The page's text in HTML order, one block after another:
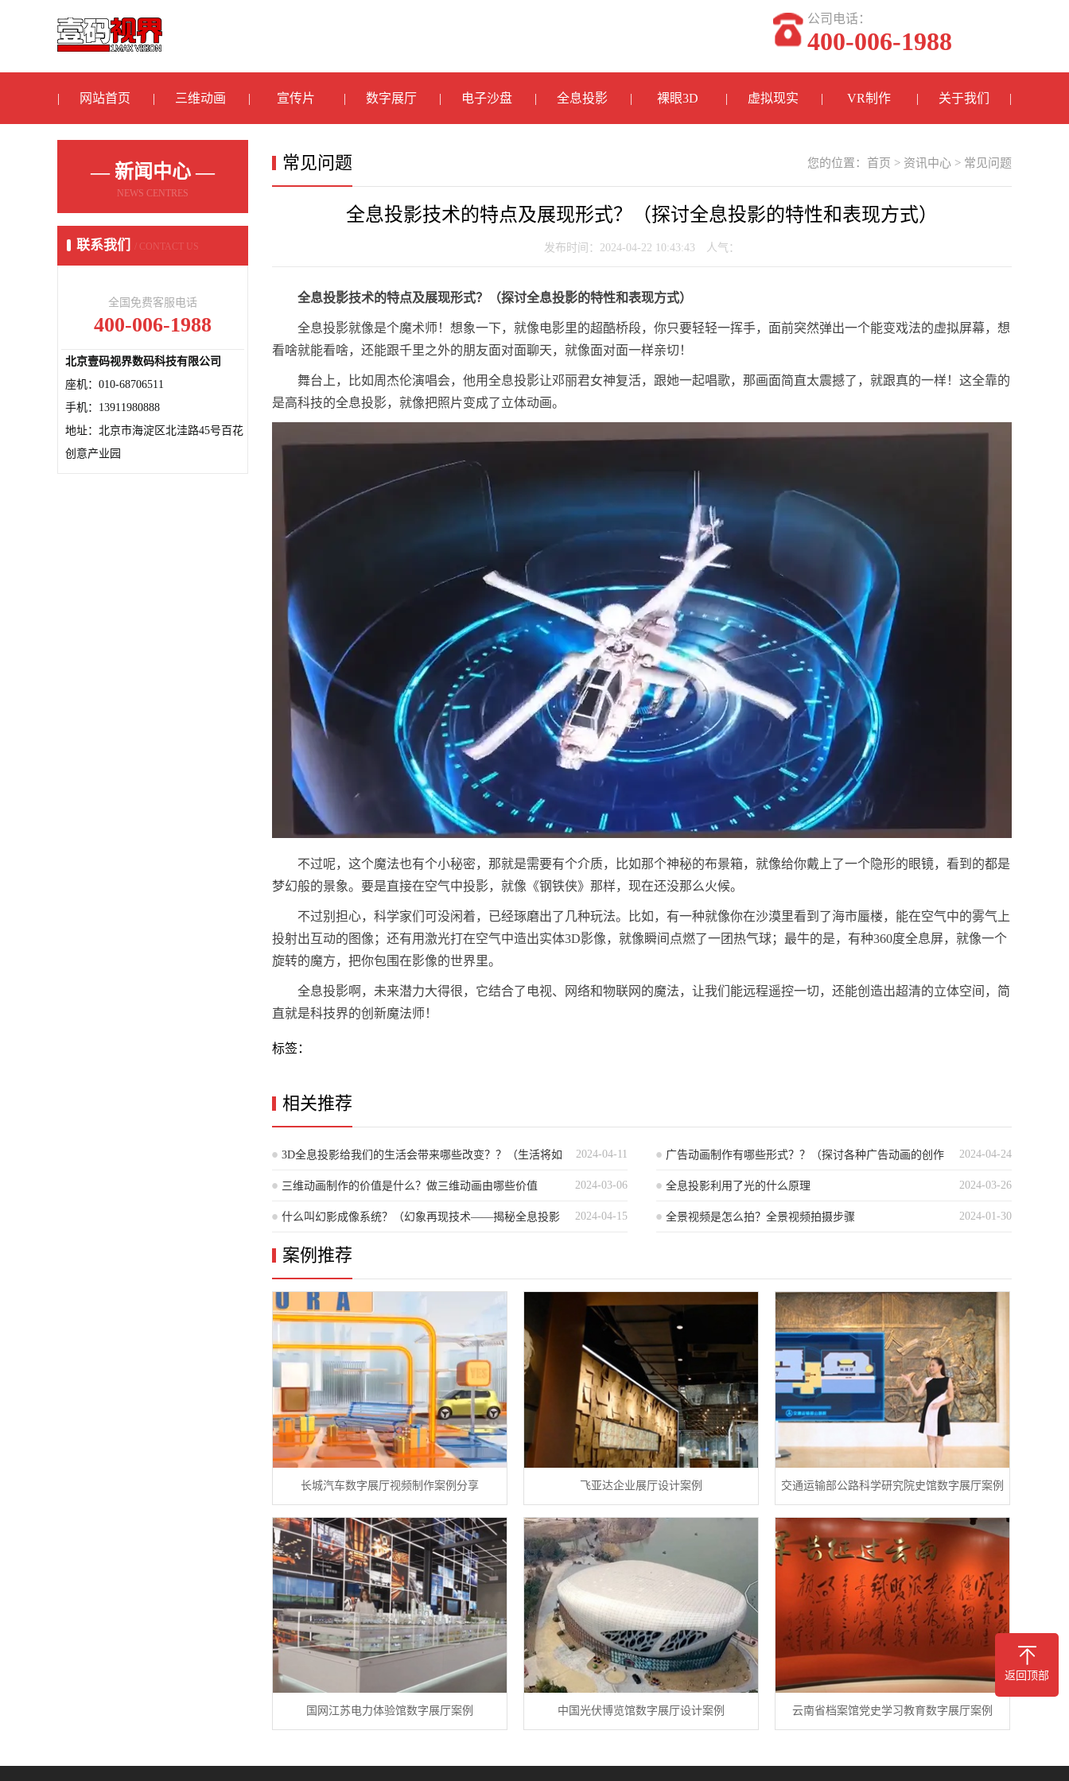
公司电话：
400-006-1988
网站首页 三维动画 宣传片 数字展厅 电子沙盘 全息投影 裸眼3D 虚拟现实 VR制作 关于我们
— 新闻中心 —
NEWS CENTRES
联系我们 / CONTACT US
全国免费客服电话
400-006-1988
北京壹码视界数码科技有限公司
座机：010-68706511
手机：13911980888
地址：北京市海淀区北洼路45号百花
创意产业园
您的位置： 首页 > 资讯中心 > 常见问题
常见问题
全息投影技术的特点及展现形式？（探讨全息投影的特性和表现方式）
发布时间：2024-04-22 10:43:43 人气：
全息投影技术的特点及展现形式？（探讨全息投影的特性和表现方式）
全息投影就像是个魔术师！想象一下，就像电影里的超酷桥段，你只要轻轻一挥手，面前突然弹出一个能变戏法的虚拟屏幕，想
看啥就能看啥，还能跟千里之外的朋友面对面聊天，就像面对面一样亲切！
舞台上，比如周杰伦演唱会，他用全息投影让邓丽君女神复活，跟她一起唱歌，那画面简直太震撼了，就跟真的一样！这全靠的
是高科技的全息投影，就像把照片变成了立体动画。
不过呢，这个魔法也有个小秘密，那就是需要有个介质，比如那个神秘的布景箱，就像给你戴上了一个隐形的眼镜，看到的都是
梦幻般的景象。要是直接在空气中投影，就像《钢铁侠》那样，现在还没那么火候。
不过别担心，科学家们可没闲着，已经琢磨出了几种玩法。比如，有一种就像你在沙漠里看到了海市蜃楼，能在空气中的雾气上
投射出互动的图像；还有用激光打在空气中造出实体3D影像，就像瞬间点燃了一团热气球；最牛的是，有种360度全息屏，就像一个
旋转的魔方，把你包围在影像的世界里。
全息投影啊，未来潜力大得很，它结合了电视、网络和物联网的魔法，让我们能远程遥控一切，还能创造出超清的立体空间，简
直就是科技界的创新魔法师！
标签：
相关推荐
2024-04-11
3D全息投影给我们的生活会带来哪些改变？？（生活将如
何因3D全息投影技术的出现而变化？）
2024-04-24
广告动画制作有哪些形式？？（探讨各种广告动画的创作
类型是什么？）
2024-03-06
三维动画制作的价值是什么？做三维动画由哪些价值 2024-03-26
全息投影利用了光的什么原理
2024-04-15
什么叫幻影成像系统？（幻象再现技术——揭秘全息投影
的奥妙）
2024-01-30
全景视频是怎么拍？全景视频拍摄步骤
案例推荐
长城汽车数字展厅视频制作案例分享 飞亚达企业展厅设计案例 交通运输部公路科学研究院史馆数字展厅案例
国网江苏电力体验馆数字展厅案例 中国光伏博览馆数字展厅设计案例 云南省档案馆党史学习教育数字展厅案例
返回顶部